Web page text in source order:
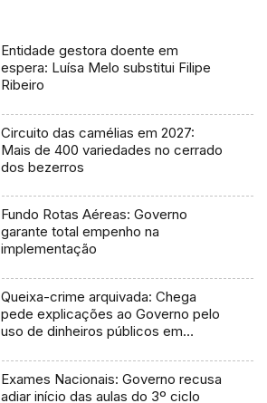
Entidade gestora doente em
espera: Luísa Melo substitui Filipe
Ribeiro
Circuito das camélias em 2027:
Mais de 400 variedades no cerrado
dos bezerros
Fundo Rotas Aéreas: Governo
garante total empenho na
implementação
Queixa-crime arquivada: Chega
pede explicações ao Governo pelo
uso de dinheiros públicos em
Exames Nacionais: Governo recusa
adiar início das aulas do 3º ciclo